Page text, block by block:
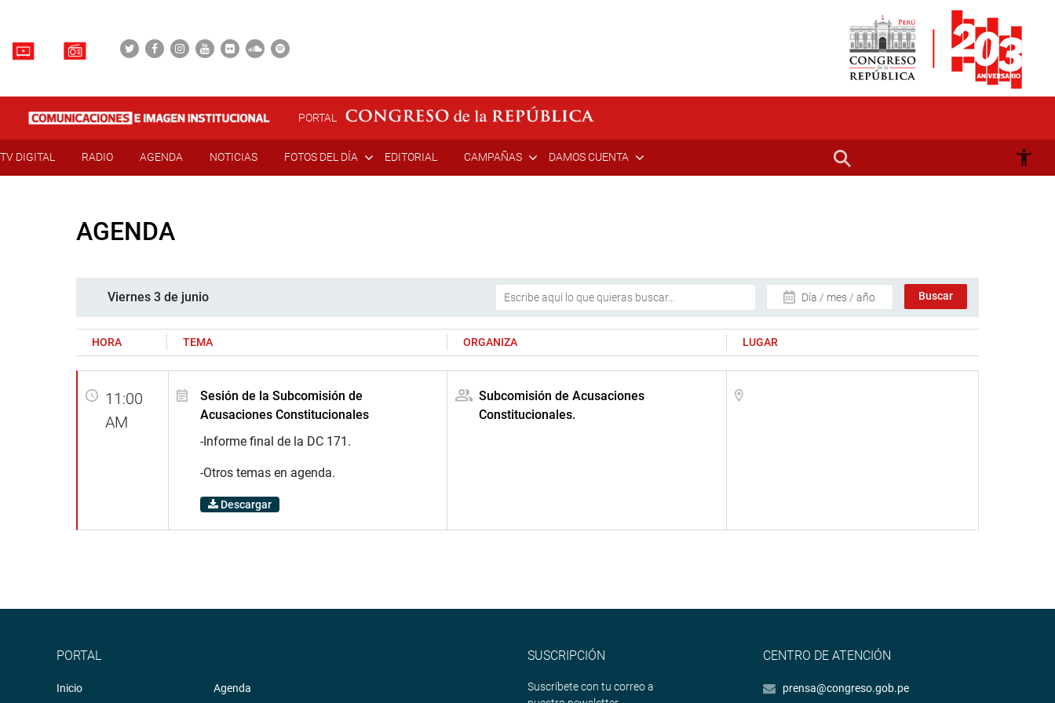
PORTAL
TV DIGITAL RADIO AGENDA NOTICIAS FOTOS DEL DÍA EDITORIAL CAMPAÑAS DAMOS CUENTA
AGENDA
Viernes 3 de junio Día / mes / año
HORA TEMA ORGANIZA LUGAR
11:00
AM
Sesión de la Subcomisión de
Acusaciones Constitucionales
-Informe final de la DC 171.
-Otros temas en agenda.
Descargar
Subcomisión de Acusaciones
Constitucionales.
PORTAL
Inicio Agenda
SUSCRIPCIÓN
Suscríbete con tu correo a
CENTRO DE ATENCIÓN
prensa@congreso.gob.pe